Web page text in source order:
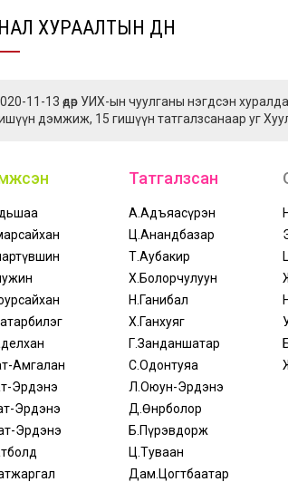
ХУРААЛТЫН ДҮН
11-13 өдөр УИХ-ын чуулганы нэгдсэн
дэмжиж, 15 гишүүн татгалзсанаар уг
Амгалан
Эрдэнэ
Эрдэнэ
Эрдэнэ
Татгалзсан
А.Адъяасүрэн
Ц.Анандбазар
Т.Аубакир
Х.Болорчулуун
Н.Ганибал
Х.Ганхуяг
Г.Занданшатар
С.Одонтуяа
Л.Оюун-Эрдэнэ
Д.Өнөрболор
Б.Пүрэвдорж
Ц.Туваан
Дам.Цогтбаатар